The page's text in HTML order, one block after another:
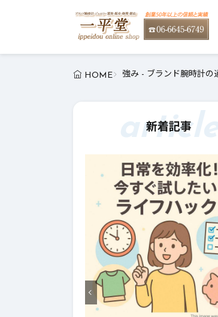
HOME 強み - ブランド腕時計の
新着記事
article